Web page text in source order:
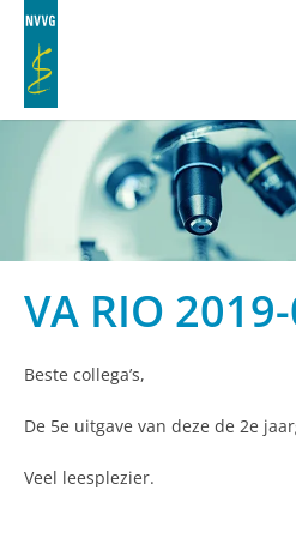
VA RIO
Beste collega’s,
De 5e uitgave van deze de 2e
Veel leesplezier.